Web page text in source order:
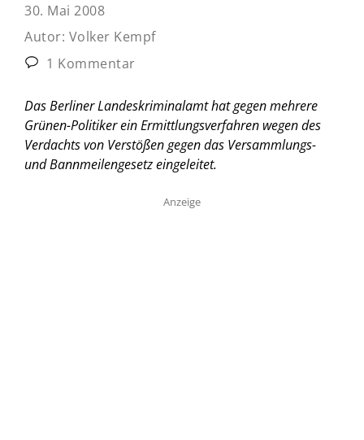
30. Mai 2008
Autor: Volker Kempf
1 Kommentar
Das Berliner Landeskriminalamt hat gegen mehrere
Grünen-Politiker ein Ermittlungsverfahren wegen des
Verdachts von Verstößen gegen das Versammlungs-
und Bannmeilengesetz eingeleitet.
Anzeige